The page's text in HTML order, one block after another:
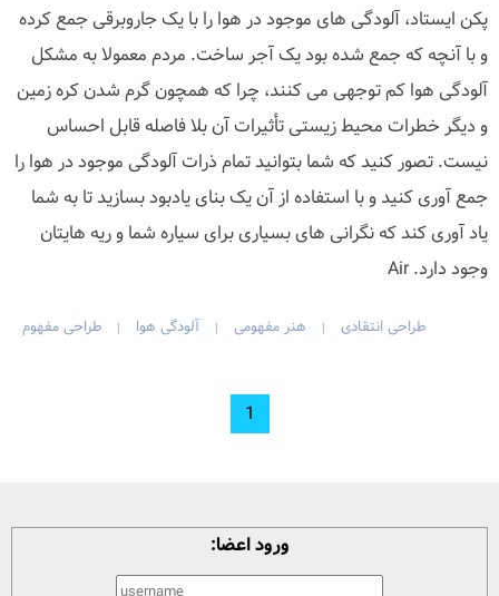
پکن ایستاد، آلودگی های موجود در هوا را با یک جاروبرقی جمع کرده
و با آنچه که جمع شده بود یک آجر ساخت. مردم معمولا به مشکل
آلودگی هوا کم توجهی می کنند، چرا که همچون گرم شدن کره زمین
و دیگر خطرات محیط زیستی تأثیرات آن بلا فاصله قابل احساس
نیست. تصور کنید که شما بتوانید تمام ذرات آلودگی موجود در هوا را
جمع آوری کنید و با استفاده از آن یک بنای یادبود بسازید تا به شما
یاد آوری کند که نگرانی های بسیاری برای سیاره شما و ریه هایتان
وجود دارد. Air
طراحی انتقادی | هنر مفهومی | آلودگی هوا | طراحی مفهوم
1
ورود اعضا: